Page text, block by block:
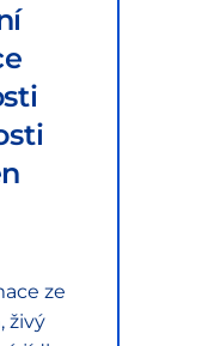
ze
živý